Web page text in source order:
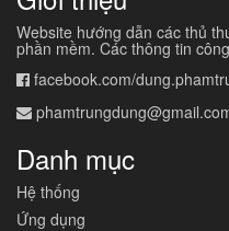
Website hướng dẫn các thủ
phần mềm. Các thông tin
facebook.com/
Danh mục
Hệ thống
Ứng dụng